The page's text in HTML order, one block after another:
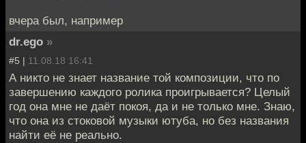
вчера был, например
dr.ego »
#5 | 11.08.18 16:41
А никто не знает название той композиции, что по
завершению каждого ролика проигрывается? Целый
год она мне не даёт покоя, да и не только мне. Знаю,
что она из стоковой музыки ютуба, но без названия
найти её не реально.